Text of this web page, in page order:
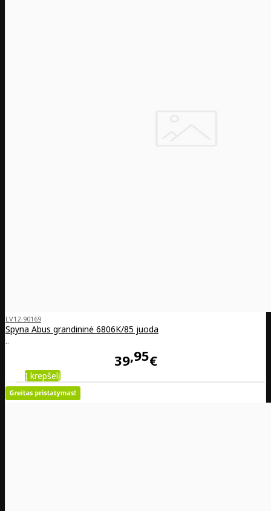
LV12-90169
Spyna Abus grandininė 6806K/85 juoda
..
39 95€
Į krepšelį